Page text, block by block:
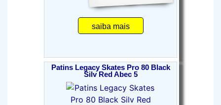
saiba mais
Patins Legacy Skates Pro 80 Black
Silv Red Abec 5